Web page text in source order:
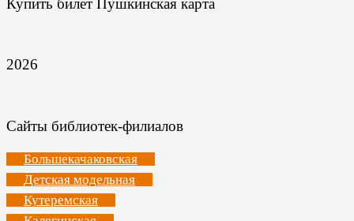
Купить билет Пушкинская карта
2026
Сайты библиотек-филиалов
Большекачаковская
Детская модельная
Кутеремская